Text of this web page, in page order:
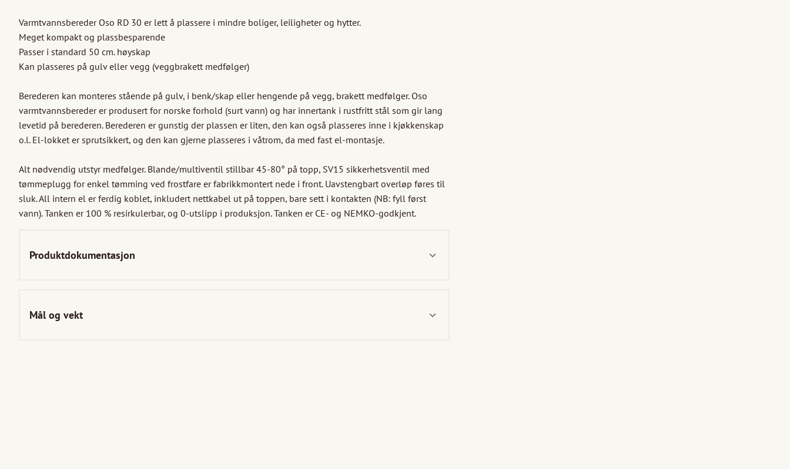
Varmtvannsbereder Oso RD 30 er lett å plassere i mindre boliger, leiligheter og hytter.
Meget kompakt og plassbesparende
Passer i standard 50 cm. høyskap
Kan plasseres på gulv eller vegg (veggbrakett medfølger)
Berederen kan monteres stående på gulv, i benk/skap eller hengende på vegg, brakett medfølger. Oso
varmtvannsbereder er produsert for norske forhold (surt vann) og har innertank i rustfritt stål som gir lang
levetid på berederen. Berederen er gunstig der plassen er liten, den kan også plasseres inne i kjøkkenskap
o.l. El-lokket er sprutsikkert, og den kan gjerne plasseres i våtrom, da med fast el-montasje.
Alt nødvendig utstyr medfølger. Blande/multiventil stillbar 45-80° på topp, SV15 sik­kerhetsventil med
tømmeplugg for enkel tømming ved frostfare er fabrikkmontert nede i front. Uavstengbart overløp føres til
sluk. All intern el er ferdig koblet, inkludert nettkabel ut på toppen, bare sett i kontakten (NB: fyll først
vann). Tanken er 100 % resirkulerbar, og 0-utslipp i produksjon. Tanken er CE- og NEMKO-godkjent.
Produktdokumentasjon
Mål og vekt